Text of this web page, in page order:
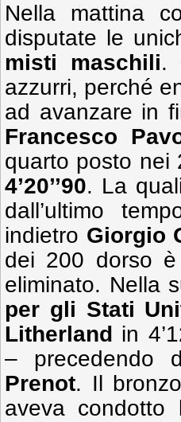
Nella mattina
disputate le
misti maschili.
azzurri, perché
ad avanzare in
Francesco
quarto posto nei
4’20’’90. La
dall’ultimo
indietro Giorgio
dei 200 dorso
eliminato. Nella
per gli Stati
Litherland in
– precedendo
Prenot. Il
aveva